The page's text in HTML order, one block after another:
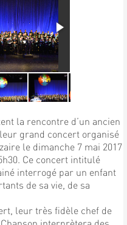
la rencontre d’un ancien
grand concert organisé
le dimanche 7 mai 2017
Ce concert intitulé
interrogé par un enfant
de sa vie, de sa
leur très fidèle chef de